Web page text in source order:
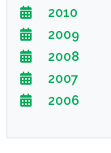
2010
2009
2008
2007
2006